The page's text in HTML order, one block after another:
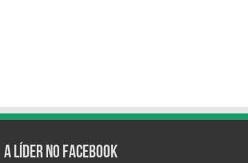
A Líder no Facebook